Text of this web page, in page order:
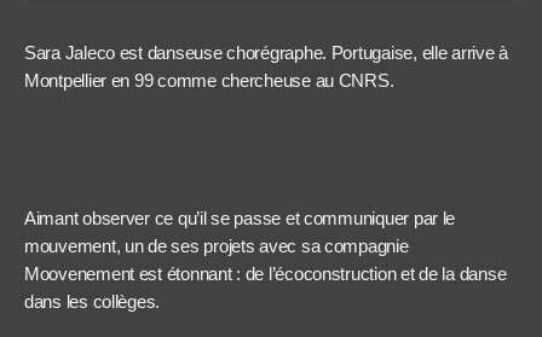
Sara Jaleco est danseuse chorégraphe. Portugaise, elle arrive à
Montpellier en 99 comme chercheuse au CNRS.
Aimant observer ce qu’il se passe et communiquer par le
mouvement, un de ses projets avec sa compagnie
Moovenement est étonnant : de l’écoconstruction et de la danse
dans les collèges.